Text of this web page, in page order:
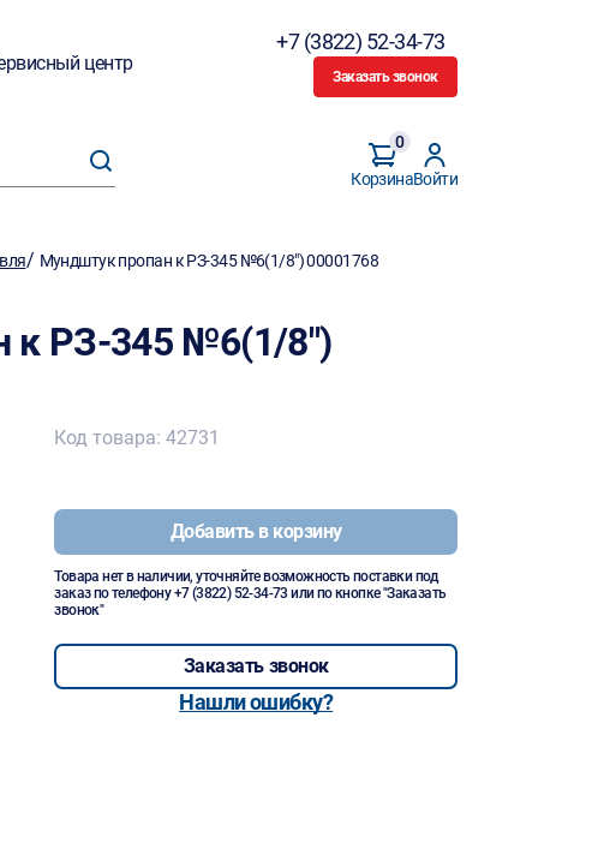
центр
+7 (3822) 52-34-73
Заказать звонок
Корзина
0
Войти
/ Мундштук пропан к РЗ-345 №6(1/8") 00001768
к РЗ-345 №6(1/8")
Код товара: 42731
Добавить в корзину
Товара нет в наличии, уточняйте возможность поставки под
заказ по телефону+7 (3822) 52-34-73 или по кнопке "Заказать
звонок"
Заказать звонок
Нашли ошибку?